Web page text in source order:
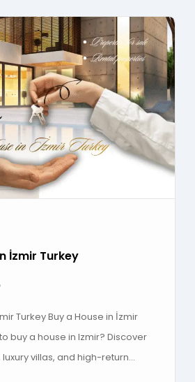
İzmir Turkey
Turkey Buy a House in İzmir
buy a house in Izmir? Discover
villas, and high-return